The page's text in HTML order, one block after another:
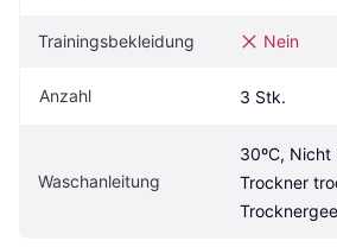
Trainingsbekleidung Nein
Anzahl 3 Stk.
Waschanleitung
30ºC, Nicht
Trockner